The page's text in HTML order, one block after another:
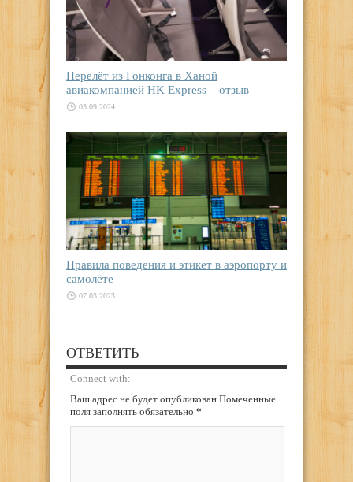
Перелёт из Гонконга в Ханой
авиакомпанией HK Express – отзыв
03.09.2024
Правила поведения и этикет в аэропорту и
самолёте
07.03.2023
ОТВЕТИТЬ
Connect with:
Ваш адрес не будет опубликован Помеченные
поля заполнять обязательно *